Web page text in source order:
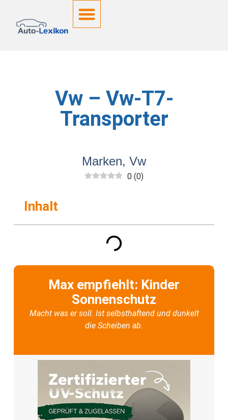
Vw – Vw-T7-
Transporter
Marken, Vw
0 (0)
Inhalt
Max empfiehlt: Kinder
Sonnenschutz
Macht was er soll. Ist selbsthaftend und dunkelt
die Scheiben ab.